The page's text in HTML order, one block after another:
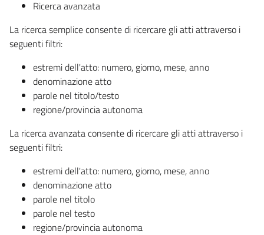
Ricerca avanzata
La ricerca semplice consente di ricercare gli atti attraverso i
seguenti filtri:
estremi dell'atto: numero, giorno, mese, anno
denominazione atto
parole nel titolo/testo
regione/provincia autonoma
La ricerca avanzata consente di ricercare gli atti attraverso i
seguenti filtri:
estremi dell'atto: numero, giorno, mese, anno
denominazione atto
parole nel titolo
parole nel testo
regione/provincia autonoma